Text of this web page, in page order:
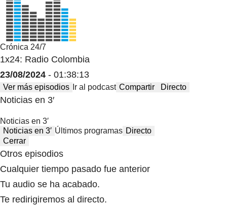
Crónica 24/7
1x24: Radio Colombia
23/08/2024 - 01:38:13
Ver más episodios Ir al podcast Compartir Directo
Noticias en 3′
Noticias en 3′
Noticias en 3′ Últimos programas Directo
Cerrar
Otros episodios
Cualquier tiempo pasado fue anterior
Tu audio se ha acabado.
Te redirigiremos al directo.